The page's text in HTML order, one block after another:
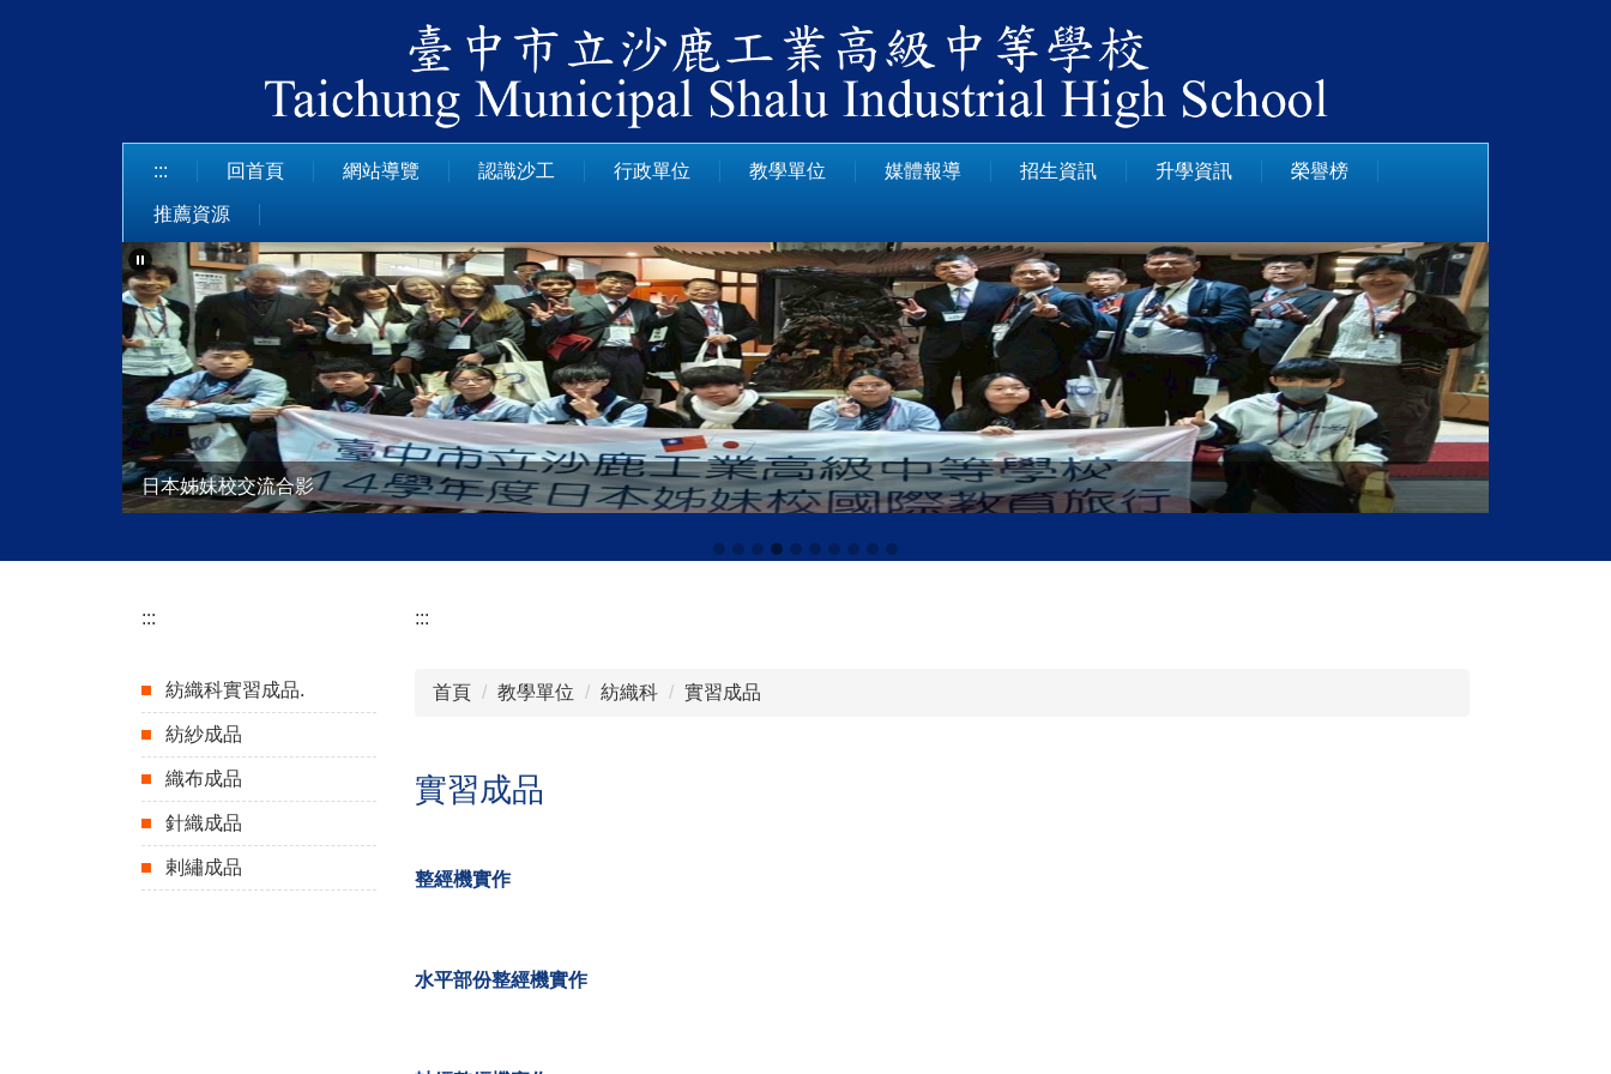
::: 回首頁 網站導覽 認識沙工 行政單位 教學單位 媒體報導 招生資訊 升學資訊 榮譽榜
推薦資源
日本姊妹校交流合影
113學年度技藝競賽
:::
紡織科實習成品.
紡紗成品
織布成品
針織成品
剌繡成品
:::
首頁 教學單位 紡織科 實習成品
實習成品
整經機實作
水平部份整經機實作